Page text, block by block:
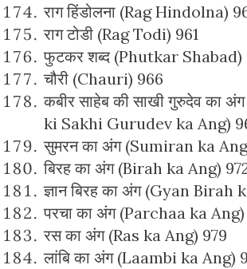
राग हिंडोलना (Rag Hindolna)
राग टोडी (Rag Todi) 961
फुटकर शब्द (Phutkar Shabad)
चौरी (Chauri) 966
कबीर साहेब की साखी गुरुदेव का
ki Sakhi Gurudev ka Ang)
सुमरन का अंग (Sumiran ka
बिरह का अंग (Birah ka Ang)
ज्ञान बिरह का अंग (Gyan Birah
परचा का अंग (Parchaa ka Ang)
रस का अंग (Ras ka Ang) 979
लांबि का अंग (Laambi ka Ang)